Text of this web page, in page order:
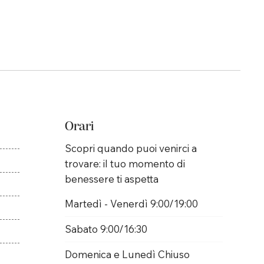
Orari
Scopri quando puoi venirci a
trovare: il tuo momento di
benessere ti aspetta
Martedì - Venerdì 9:00/19:00
Sabato 9:00/16:30
Domenica e Lunedì Chiuso